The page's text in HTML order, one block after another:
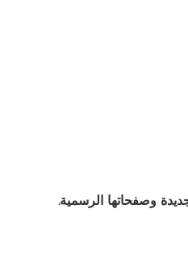
وصفحاتها الرسمية.